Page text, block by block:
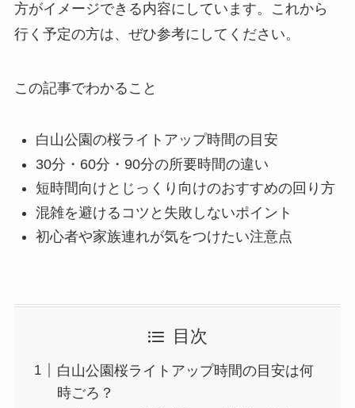
方がイメージできる内容にしています。これから
行く予定の方は、ぜひ参考にしてください。
この記事でわかること
白山公園の桜ライトアップ時間の目安
30分・60分・90分の所要時間の違い
短時間向けとじっくり向けのおすすめの回り方
混雑を避けるコツと失敗しないポイント
初心者や家族連れが気をつけたい注意点
目次
白山公園桜ライトアップ時間の目安は何
時ごろ？